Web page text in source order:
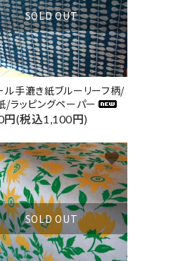
SOLD OUT
ル手漉き紙ブルーリーフ柄/
/ラッピングペーパー
円(税込1,100円)
SOLD OUT
favorite